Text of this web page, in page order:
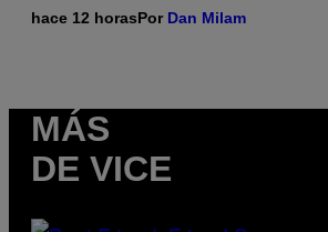
hace 12 horasPor Dan Milam
MÁS
DE VICE